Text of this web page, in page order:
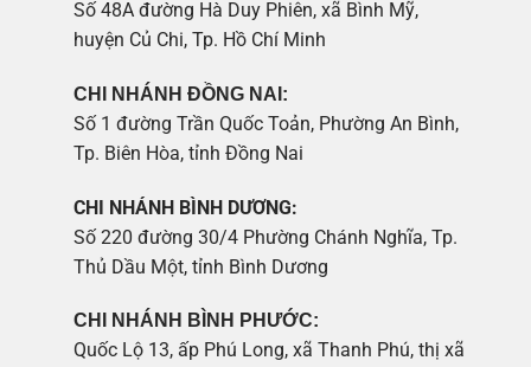
Số 48A đường Hà Duy Phiên, xã Bình Mỹ,
huyện Củ Chi, Tp. Hồ Chí Minh
CHI NHÁNH ĐỒNG NAI:
Số 1 đường Trần Quốc Toản, Phường An Bình,
Tp. Biên Hòa, tỉnh Đồng Nai
CHI NHÁNH BÌNH DƯƠNG:
Số 220 đường 30/4 Phường Chánh Nghĩa, Tp.
Thủ Dầu Một, tỉnh Bình Dương
CHI NHÁNH BÌNH PHƯỚC:
Quốc Lộ 13, ấp Phú Long, xã Thanh Phú, thị xã